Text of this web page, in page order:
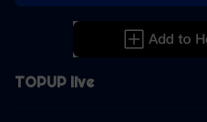
TOPUP live